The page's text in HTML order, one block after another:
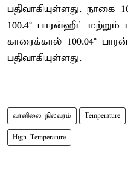
பதிவாகியுள்ளது. நாகை
100.4° பாரன்ஹீட் மற்றும்
காரைக்கால் 100.04°
பதிவாகியுள்ளது.
வானிலை நிலவரம் Temperature
High Temperature